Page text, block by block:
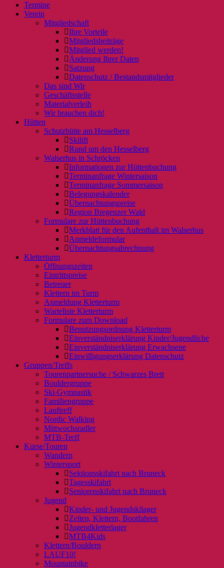
Termine
Verein
Mitgliedschaft
Ihre Vorteile
Mitgliedsbeiträge
Mitglied werden!
Änderung Ihrer Daten
Satzung
Datenschutz / Bestandsmitglieder
Das sind Wir
Geschäftsstelle
Materialverleih
Wir brauchen dich!
Hütten
Schutzhütte am Hesselberg
Skilift
Rund um den Hesselberg
Walserhus in Schröcken
Informationen zur Hüttenbuchung
Terminanfrage Wintersaison
Terminanfrage Sommersaison
Belegungskalender
Übernachtungspreise
Region Bregenzer Wald
Formulare zur Hüttenbuchung
Merkblatt für den Aufenthalt im Walserhus
Anmeldeformular
Übernachtungsabrechnung
Kletterturm
Öffnungszeiten
Eintrittspreise
Betreuer
Klettern im Turm
Anmeldung Kletterturm
Warteliste Kletterturm
Formulare zum Download
Benutzungsordnung Kletterturm
Einverständniserklärung Kinder/Jugendliche
Einverständniserklärung Erwachsene
Einwilligungserklärung Datenschutz
Gruppen/Treffs
Tourenpartnersuche / Schwarzes Brett
Bouldergruppe
Ski-Gymnastik
Familiengruppe
Lauftreff
Nordic Walking
Mittwochsradler
MTB-Treff
Kurse/Touren
Wandern
Wintersport
Sektionsskifahrt nach Bruneck
Tagesskifahrt
Seniorenskifahrt nach Bruneck
Jugend
Kinder- und Jugendskilager
Zelten, Klettern, Bootfahren
Jugendkletterlager
MTB4Kids
Klettern/Bouldern
LAUF10!
Mountainbike